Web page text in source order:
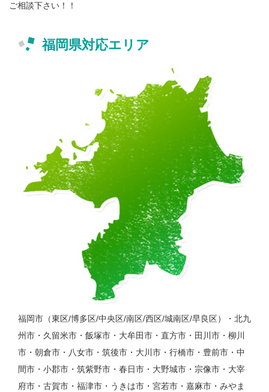
ご相談下さい！！
福岡県対応エリア
福岡市（東区/博多区/中央区/南区/西区/城南区/早良区）・北九
州市・久留米市・飯塚市・大牟田市・直方市・田川市・柳川
市・朝倉市・八女市・筑後市・大川市・行橋市・豊前市・中
間市・小郡市・筑紫野市・春日市・大野城市・宗像市・大宰
府市・古賀市・福津市・うきは市・宮若市・嘉麻市・みやま